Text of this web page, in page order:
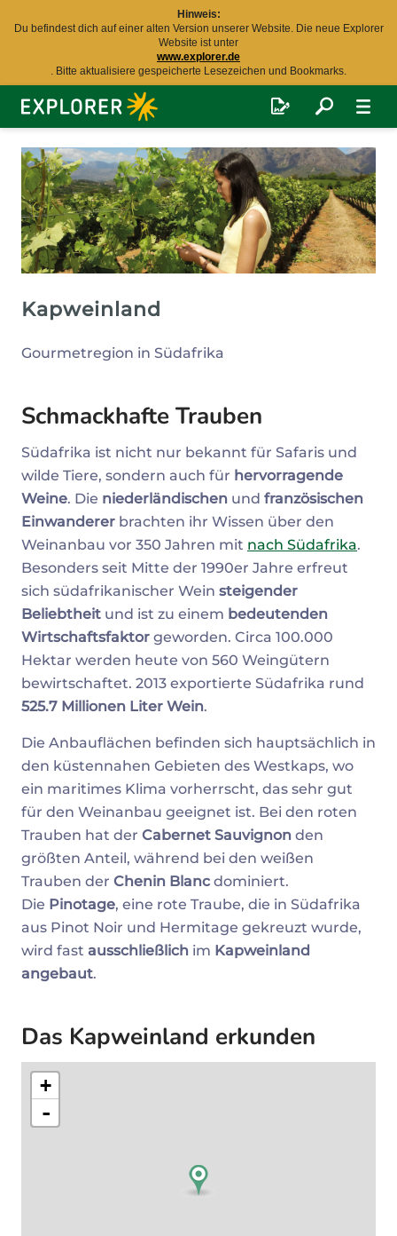
Hinweis:
Du befindest dich auf einer alten Version unserer Website. Die neue Explorer
Website ist unter
www.explorer.de
. Bitte aktualisiere gespeicherte Lesezeichen und Bookmarks.
Explorer
Fernreisen
Kapweinland
Gourmetregion in Südafrika
Schmackhafte Trauben
Südafrika ist nicht nur bekannt für Safaris und
wilde Tiere, sondern auch für hervorragende
Weine. Die niederländischen und französischen
Einwanderer brachten ihr Wissen über den
Weinanbau vor 350 Jahren mit nach Südafrika.
Besonders seit Mitte der 1990er Jahre erfreut
sich südafrikanischer Wein steigender
Beliebtheit und ist zu einem bedeutenden
Wirtschaftsfaktor geworden. Circa 100.000
Hektar werden heute von 560 Weingütern
bewirtschaftet. 2013 exportierte Südafrika rund
525.7 Millionen Liter Wein.
Die Anbauflächen befinden sich hauptsächlich in
den küstennahen Gebieten des Westkaps, wo
ein maritimes Klima vorherrscht, das sehr gut
für den Weinanbau geeignet ist. Bei den roten
Trauben hat der Cabernet Sauvignon den
größten Anteil, während bei den weißen
Trauben der Chenin Blanc dominiert.
Die Pinotage, eine rote Traube, die in Südafrika
aus Pinot Noir und Hermitage gekreuzt wurde,
wird fast ausschließlich im Kapweinland
angebaut.
Das Kapweinland erkunden
+
-